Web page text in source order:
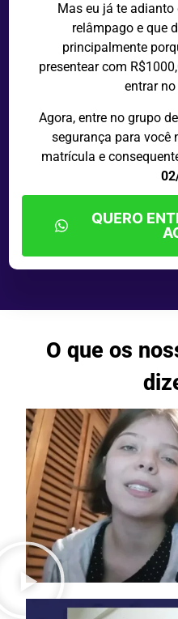
Mas eu já te
relâmpago e que
principalmente
presentear com
entrar
Agora, entre no grupo
segurança para você
matrícula e
QUERO
O que os